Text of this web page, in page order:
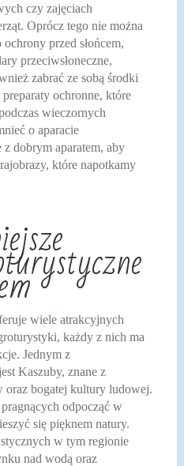
czy zajęciach
Oprócz tego nie można
przed słońcem,
przeciwsłoneczne,
zabrać ze sobą środki
ochronne, które
wieczornych
o aparacie
dobrym aparatem, aby
które napotkamy
wiele atrakcyjnych
każdy z nich ma
Jednym z
Kaszuby, znane z
bogatej kultury ludowej.
odpocząć w
się pięknem natury.
w tym regionie
nad wodą oraz